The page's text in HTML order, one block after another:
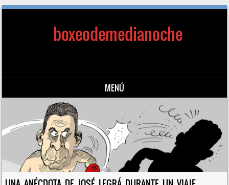
boxeodemedianoche
MENÚ
Saltar al contenido